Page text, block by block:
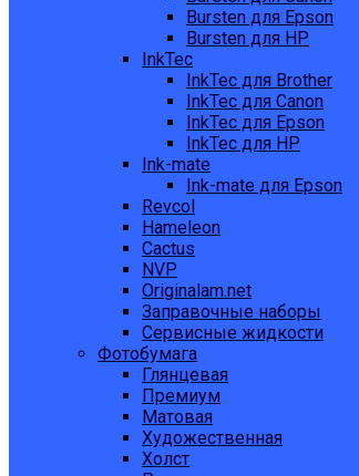
Bursten для Epson
Bursten для HP
InkTec
InkTec для Brother
InkTec для Canon
InkTec для Epson
InkTec для HP
Ink-mate
Ink-mate для Epson
Revcol
Hameleon
Cactus
NVP
Originalam.net
Заправочные наборы
Сервисные жидкости
Фотобумага
Глянцевая
Премиум
Матовая
Художественная
Холст